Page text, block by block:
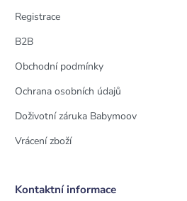
Registrace
B2B
Obchodní podmínky
Ochrana osobních údajů
Doživotní záruka Babymoov
Vrácení zboží
Kontaktní informace